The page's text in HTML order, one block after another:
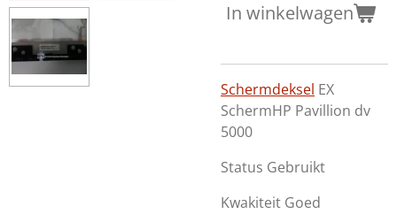
In winkelwagen
Schermdeksel EX
SchermHP Pavillion dv
5000
Status Gebruikt
Kwakiteit Goed